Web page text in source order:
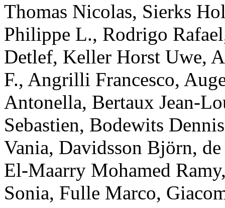
Thomas Nicolas, Sierks
Philippe L., Rodrigo Rafael
Detlef, Keller Horst Uwe,
F., Angrilli Francesco,
Antonella, Bertaux Jean-
Sebastien, Bodewits Dennis
Vania, Davidsson Björn,
El-Maarry Mohamed Ramy
Sonia, Fulle Marco,